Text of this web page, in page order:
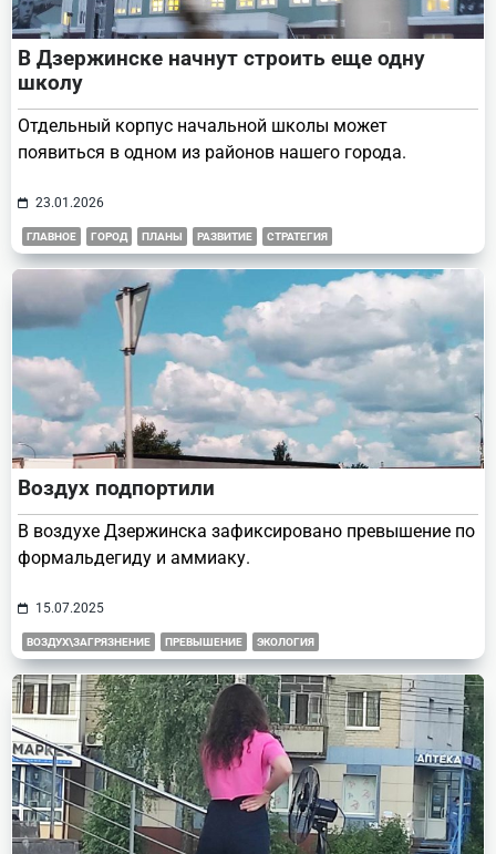
В Дзержинске начнут строить еще одну
школу
Отдельный корпус начальной школы может
появиться в одном из районов нашего города.
23.01.2026
ГЛАВНОЕ ГОРОД ПЛАНЫ РАЗВИТИЕ СТРАТЕГИЯ
Воздух подпортили
В воздухе Дзержинска зафиксировано превышение по
формальдегиду и аммиаку.
15.07.2025
ВОЗДУХ\ЗАГРЯЗНЕНИЕ ПРЕВЫШЕНИЕ ЭКОЛОГИЯ